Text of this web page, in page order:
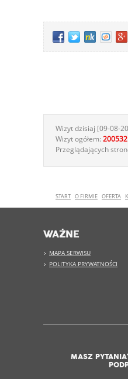
Wizyt dzisiaj [09-08-
Wizyt ogółem: 200532
Przeglądających
START O FIRMIE OFERTA
WAŻNE
MAPA SERWISU
POLITYKA PRYWATNOŚCI
MASZ